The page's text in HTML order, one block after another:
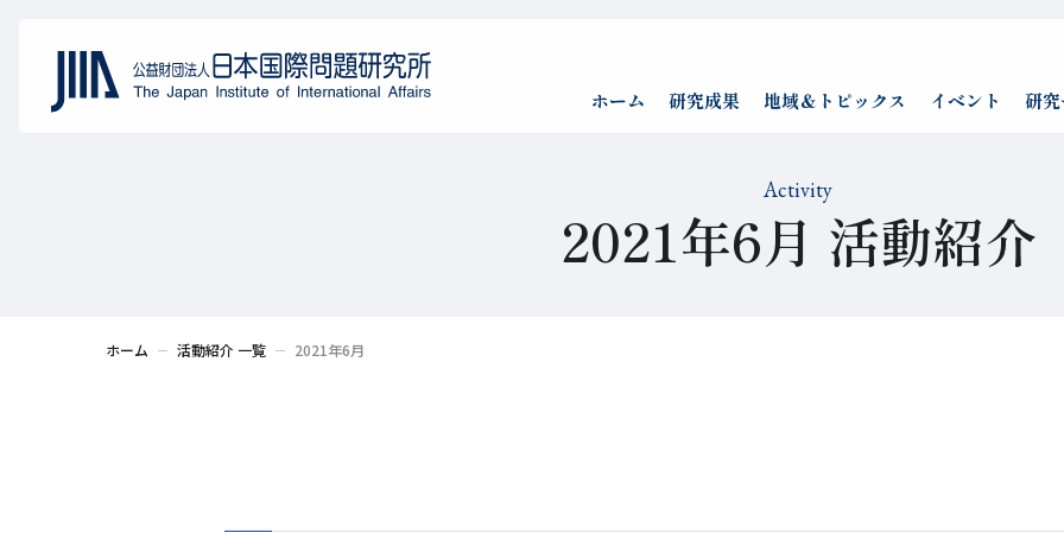
ホーム 研究成果 地域＆トピックス イベント 研
Activity
2021年6月 活動紹介
ホーム 活動紹介 一覧 2021年6月